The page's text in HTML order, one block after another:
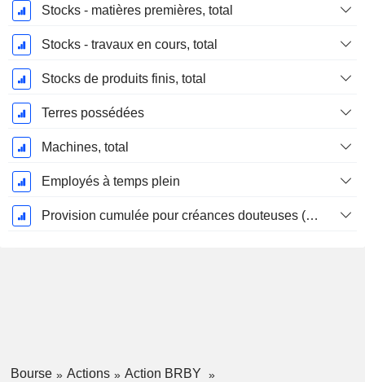
Stocks - matières premières, total
Stocks - travaux en cours, total
Stocks de produits finis, total
Terres possédées
Machines, total
Employés à temps plein
Provision cumulée pour créances douteuses (Supple)
Bourse Actions
Action BRBY